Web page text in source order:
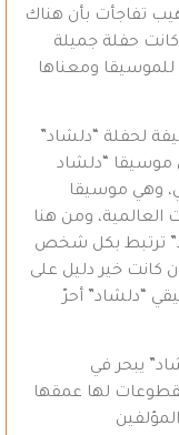
تفاجأت بأن هناك
حفلة جميلة
ومعناها
لحفلة “دلشاد”
موسيقا “دلشاد
وهي موسيقا
العالمية، ومن هنا
ترتبط بكل شخص
كانت خير دليل على
“دلشاد” أحرّ
يبحر في
لها عمقها